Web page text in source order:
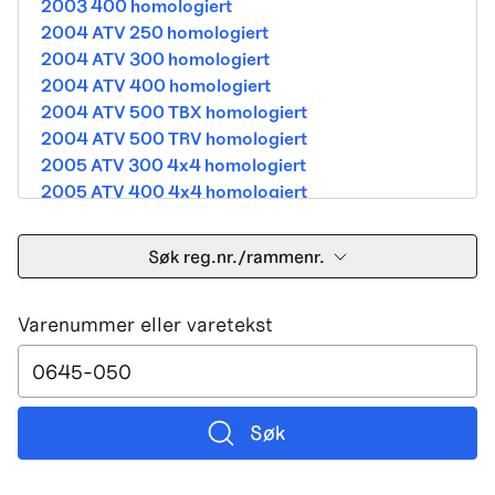
2003 400 homologiert
2004 ATV 250 homologiert
2004 ATV 300 homologiert
2004 ATV 400 homologiert
2004 ATV 500 TBX homologiert
2004 ATV 500 TRV homologiert
2005 ATV 300 4x4 homologiert
2005 ATV 400 4x4 homologiert
2005 ATV 500 TRV homologiert
2005 ATV 500i 4x4A homologiert
2005 DVX 400 street homologiert
2006 250 Utility Street Legal
2006 400 Street Legal
2006 400 3in1 Street Legal
2006 400 dvx street-2x4 homologated b390b
2006 500 4x4A Street Legal
Søk reg.nr./rammenr.
Varenummer eller varetekst
Søk